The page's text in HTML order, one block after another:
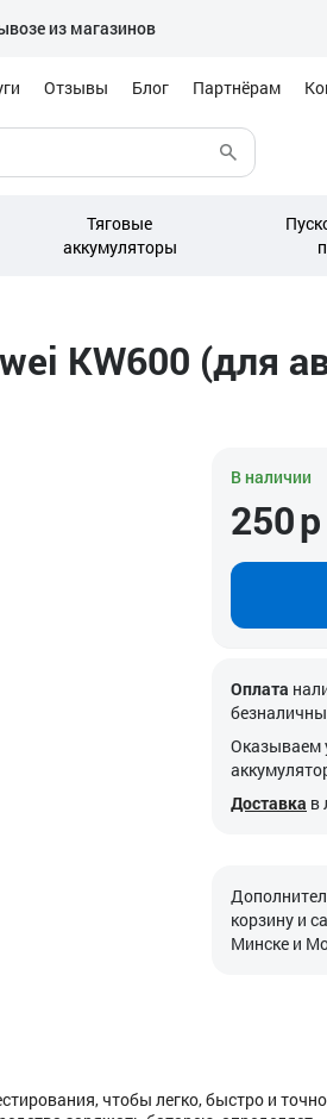
из магазинов
Отзывы Блог Партнёрам
Тяговые
аккумуляторы
KW600 (для
В наличии
250р
Оплата
Оказываем
Доставка в
корзину и
Минске и
чтобы легко, быстро и точно